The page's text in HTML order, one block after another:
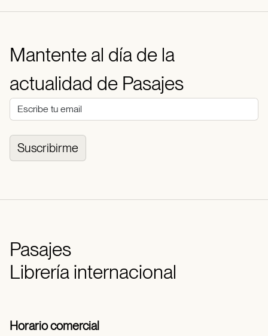
Mantente al día de la
actualidad de Pasajes
Suscribirme
Pasajes
Librería internacional
Horario comercial